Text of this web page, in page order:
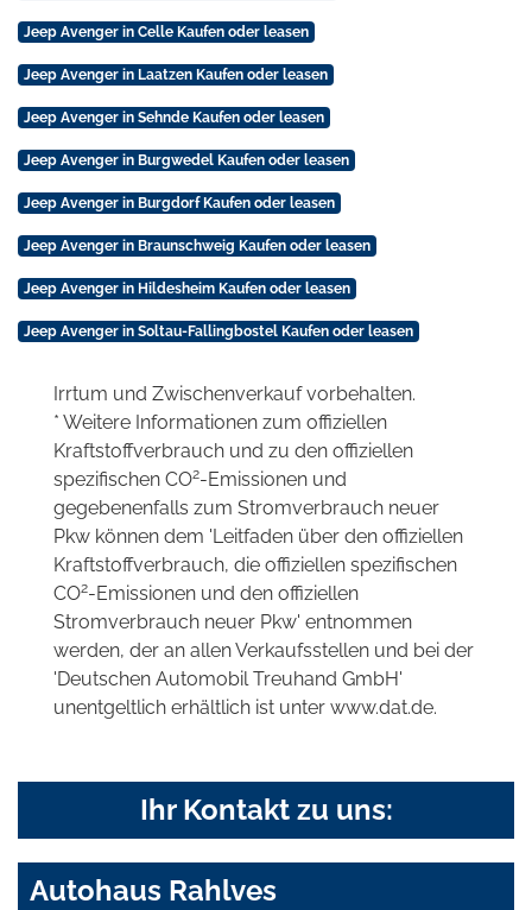
Jeep Avenger in Celle Kaufen oder leasen
Jeep Avenger in Laatzen Kaufen oder leasen
Jeep Avenger in Sehnde Kaufen oder leasen
Jeep Avenger in Burgwedel Kaufen oder leasen
Jeep Avenger in Burgdorf Kaufen oder leasen
Jeep Avenger in Braunschweig Kaufen oder leasen
Jeep Avenger in Hildesheim Kaufen oder leasen
Jeep Avenger in Soltau-Fallingbostel Kaufen oder leasen
Irrtum und Zwischenverkauf vorbehalten.
* Weitere Informationen zum offiziellen
Kraftstoffverbrauch und zu den offiziellen
spezifischen CO2-Emissionen und
gegebenenfalls zum Stromverbrauch neuer
Pkw können dem 'Leitfaden über den offiziellen
Kraftstoffverbrauch, die offiziellen spezifischen
CO2-Emissionen und den offiziellen
Stromverbrauch neuer Pkw' entnommen
werden, der an allen Verkaufsstellen und bei der
'Deutschen Automobil Treuhand GmbH'
unentgeltlich erhältlich ist unter www.dat.de.
Ihr Kontakt zu uns:
Autohaus Rahlves